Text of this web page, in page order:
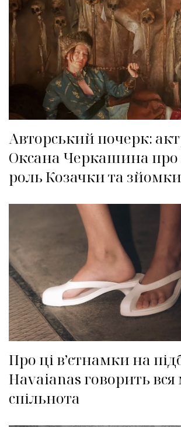
Авторський почерк:
Оксана Черкашина про
роль Козачки та зйомки
Про ці в’єтнамки на
Havaianas говорить
спільнота